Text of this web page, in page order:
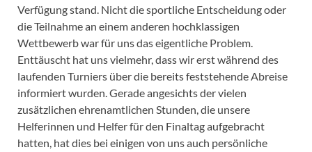
Verfügung stand. Nicht die sportliche Entscheidung oder
die Teilnahme an einem anderen hochklassigen
Wettbewerb war für uns das eigentliche Problem.
Enttäuscht hat uns vielmehr, dass wir erst während des
laufenden Turniers über die bereits feststehende Abreise
informiert wurden. Gerade angesichts der vielen
zusätzlichen ehrenamtlichen Stunden, die unsere
Helferinnen und Helfer für den Finaltag aufgebracht
hatten, hat dies bei einigen von uns auch persönliche